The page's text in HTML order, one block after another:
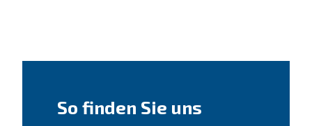
So finden Sie uns